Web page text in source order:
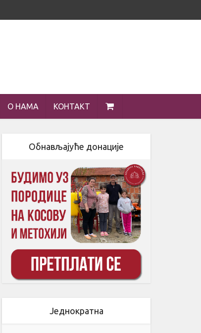
О НАМА КОНТАКТ
Обнављајуће донације
Једнократна